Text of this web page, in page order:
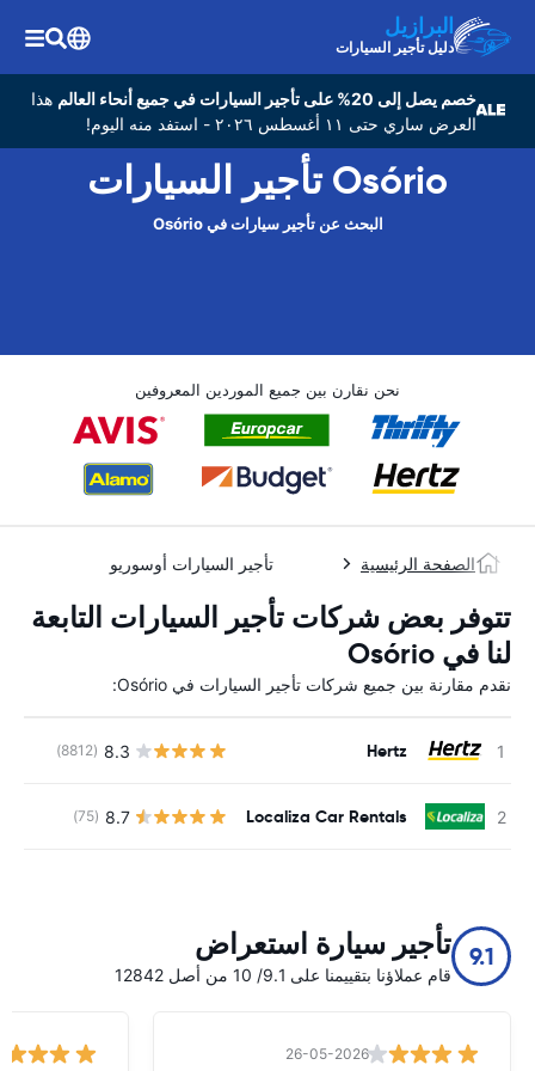
البرازيل
دليل تأجير السيارات
خصم يصل إلى 20% على تأجير السيارات في جميع أنحاء العالم
هذا
العرض ساري حتى ١١ أغسطس ٢٠٢٦ - استفد منه اليوم!
Osório تأجير السيارات
البحث عن تأجير سيارات في Osório
نحن نقارن بين جميع الموردين المعروفين
الصفحة الرئيسية تأجير السيارات أوسوريو
تتوفر بعض شركات تأجير السيارات التابعة
لنا في Osório
نقدم مقارنة بين جميع شركات تأجير السيارات في Osório:
Hertz
8.3
(8812)
Localiza Car Rentals
8.7
(75)
9.1 تأجير سيارة استعراض
قام عملاؤنا بتقييمنا على 9.1/ 10 من أصل 12842
26-05-2026